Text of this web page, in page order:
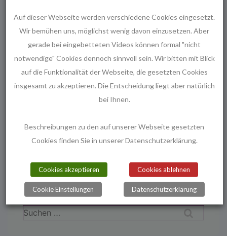
Bibel und Wochengebeten für die Passionszeit sind auf
der Themenseite zur Passionszeit zu finden.
Beitrag
Zuversicht Breite gesellschaftliche
„Allianz für Weltoffenheit“ gegründet
Beitrag
ist
›
Suchen
nach:
Auf dieser Webseite werden verschiedene Cookies eingesetzt.
Wir bemühen uns, möglichst wenig davon einzusetzen. Aber
gerade bei eingebetteten Videos können formal "nicht
notwendige" Cookies dennoch sinnvoll sein. Wir bitten mit Blick
auf die Funktionalität der Webseite, die gesetzten Cookies
insgesamt zu akzeptieren. Die Entscheidung liegt aber natürlich
bei Ihnen.
Beschreibungen zu den auf unserer Webseite gesetzten
Cookies finden Sie in unserer Datenschutzerklärung.
Cookies akzeptieren Cookies ablehnen
Cookie Einstellungen Datenschutzerklärung